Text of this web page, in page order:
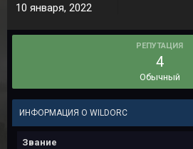
10 января, 2022
РЕПУТАЦИЯ
4
Обычный
ИНФОРМАЦИЯ О WILDORC
Звание